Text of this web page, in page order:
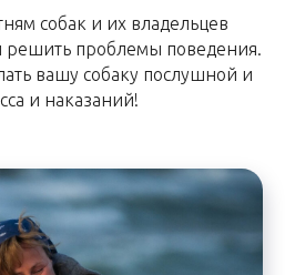
собак и их владельцев
решить проблемы поведения.
вашу собаку послушной и
и наказаний!